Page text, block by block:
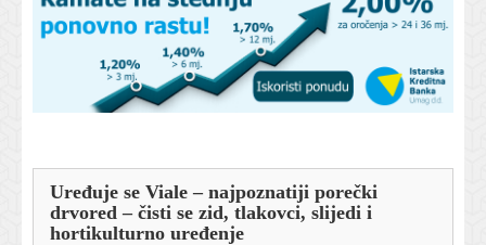
Uređuje se Viale – najpoznatiji porečki
drvored – čisti se zid, tlakovci, slijedi i
hortikulturno uređenje